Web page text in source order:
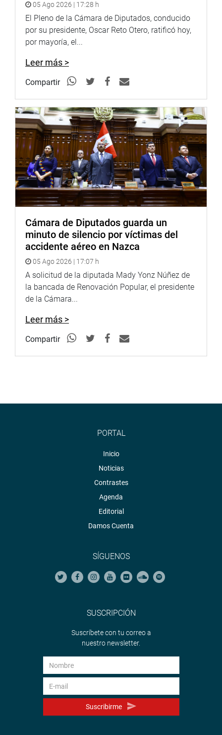
Heraldo: http://www.goo.gl/Ty5Tto
Portal:http://www.congreso.gob.pe/
Twitter:https://goo.gl/iMywRR
YouTube:https://goo.gl/VBXBNk
Radio:http://www.goo.gl/hMwTg1
fotografia.congreso.gob.pe
05 Ago 2026 | 17:28 h
El Pleno de la Cámara de Diputados, conducido
por su presidente, Oscar Reto Otero, ratificó hoy,
por mayoría, el...
Leer más >
Compartir
Cámara de Diputados guarda un
minuto de silencio por víctimas del
accidente aéreo en Nazca
05 Ago 2026 | 17:07 h
A solicitud de la diputada Mady Yonz Núñez de
la bancada de Renovación Popular, el presidente
de la Cámara...
Leer más >
Compartir
PORTAL
Inicio
Noticias
Contrastes
Agenda
Editorial
Damos Cuenta
SÍGUENOS
SUSCRIPCIÓN
Suscríbete con tu correo a
nuestro newsletter.
Suscribirme